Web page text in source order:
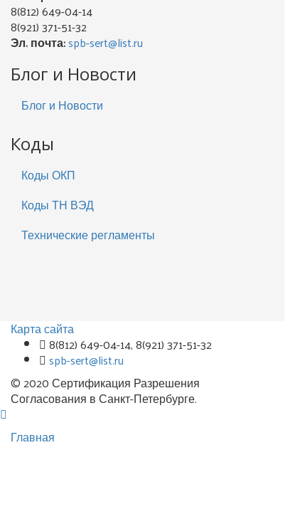
8(812) 649-04-14
8(921) 371-51-32
Эл. почта:spb-sert@list.ru
Блог и Новости
Блог и Новости
Коды
Коды ОКП
Коды ТН ВЭД
Технические регламенты
Карта сайта
8(812) 649-04-14, 8(921) 371-51-32
spb-sert@list.ru
© 2020 Сертификация Разрешения
Согласования в Санкт-Петербурге.
Главная